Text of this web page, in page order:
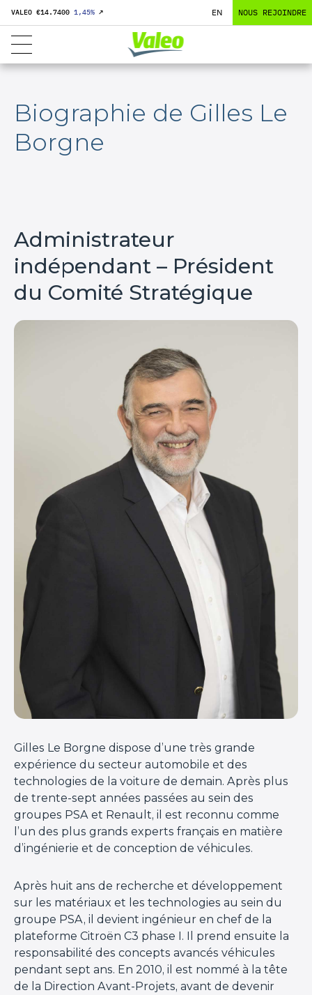
VALEO €14.7400 1,45% ↗ EN NOUS REJOINDRE
Biographie de Gilles Le
Borgne
Administrateur
indépendant – Président
du Comité Stratégique
Gilles Le Borgne dispose d’une très grande
expérience du secteur automobile et des
technologies de la voiture de demain. Après plus
de trente-sept années passées au sein des
groupes PSA et Renault, il est reconnu comme
l’un des plus grands experts français en matière
d’ingénierie et de conception de véhicules.
Après huit ans de recherche et développement
sur les matériaux et les technologies au sein du
groupe PSA, il devient ingénieur en chef de la
plateforme Citroën C3 phase I. Il prend ensuite la
responsabilité des concepts avancés véhicules
pendant sept ans. En 2010, il est nommé à la tête
de la Direction Avant-Projets, avant de devenir